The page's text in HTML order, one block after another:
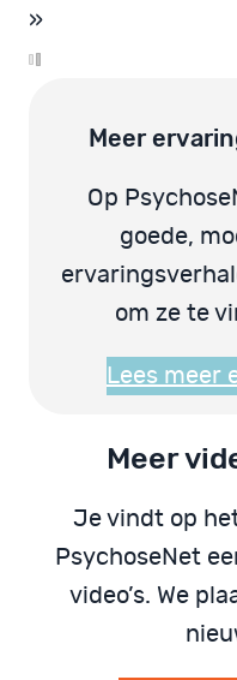
»
Meer
Op
goede,
om ze te
Lees meer
Meer
Je vindt op
PsychoseNet
video’s. We